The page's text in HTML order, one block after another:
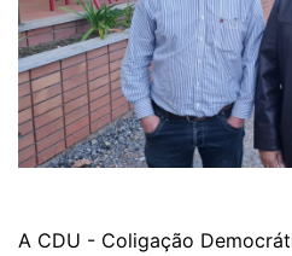
A CDU - Coligação